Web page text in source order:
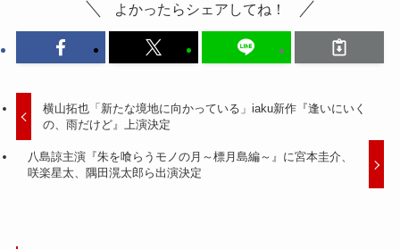
よかったらシェアしてね！
横山拓也「新たな境地に向かっている」iaku新作『逢いにいく
の、雨だけど』上演決定
八島諒主演『朱を喰らうモノの月～標月島編～』に宮本圭介、
咲楽星太、隅田滉太郎ら出演決定